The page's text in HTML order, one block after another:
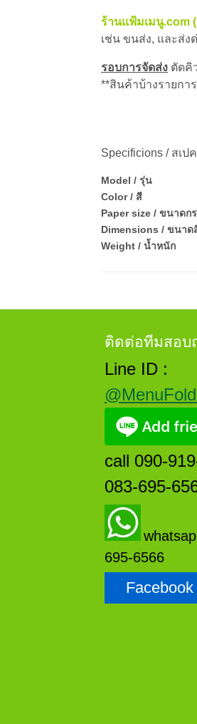
ร้านแฟ้มเมนู.com
เช่น ขนส่ง, และส่ง
รอบการจัดส่ง ตัดคิ
**สินค้าบ้างรายกา
Specificions / สเปค
Model / รุ่น
Color / สี
Paper size / ขนาดก
Dimensions / ขนาด
Weight / น้ำหนัก
ติดต่อทีมสอบ
Line ID :
call 090-
083-695-
695-6566